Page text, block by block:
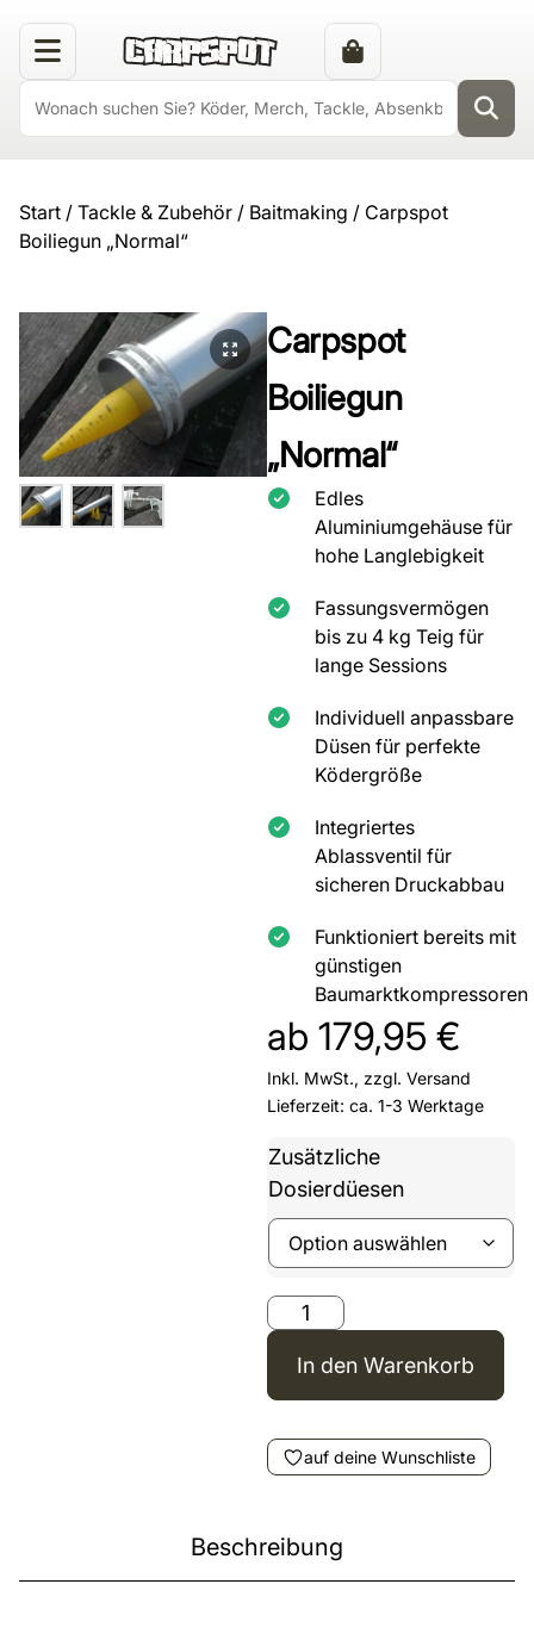
Start / Tackle & Zubehör / Baitmaking / Carpspot
Boiliegun „Normal“
Carpspot
Boiliegun
„Normal“
Edles
Aluminiumgehäuse für
hohe Langlebigkeit
Fassungsvermögen
bis zu 4 kg Teig für
lange Sessions
Individuell anpassbare
Düsen für perfekte
Ködergröße
Integriertes
Ablassventil für
sicheren Druckabbau
Funktioniert bereits mit
günstigen
Baumarktkompressoren
ab 179,95 €
Inkl. MwSt., zzgl. Versand
Lieferzeit: ca. 1-3 Werktage
Zusätzliche
Dosierdüesen
In den Warenkorb
auf deine Wunschliste
Beschreibung